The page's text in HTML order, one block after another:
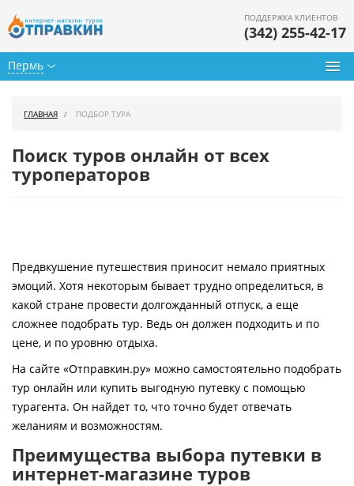
Пермь
ПОДДЕРЖКА КЛИЕНТОВ
(342) 255-42-17
Горящие туры
Страны
Как купить
Контакты
ГЛАВНАЯ ПОДБОР ТУРА
Поиск туров онлайн от всех
туроператоров
Предвкушение путешествия приносит немало приятных
эмоций. Хотя некоторым бывает трудно определиться, в
какой стране провести долгожданный отпуск, а еще
сложнее подобрать тур. Ведь он должен подходить и по
цене, и по уровню отдыха.
На сайте «Отправкин.ру» можно самостоятельно подобрать
тур онлайн или купить выгодную путевку с помощью
турагента. Он найдет то, что точно будет отвечать
желаниям и возможностям.
Преимущества выбора путевки в
интернет-магазине туров